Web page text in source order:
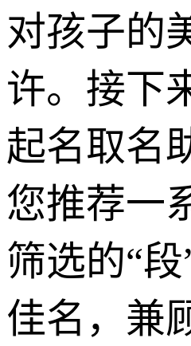
对孩子的
许。接下
起名取名
您推荐一
筛选的“
佳名，兼